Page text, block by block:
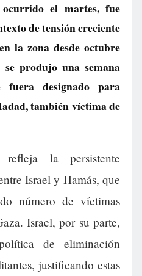
el martes, fue
de tensión creciente
la zona desde octubre
produjo una semana
fuera designado para
también víctima de
refleja la persistente
Israel y Hamás, que
número de víctimas
Israel, por su parte,
de eliminación
justificando estas